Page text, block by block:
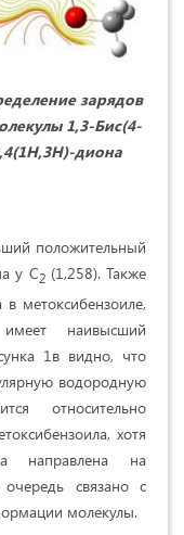
зарядов
1,3-Бис(4-
диона
положительный
у С2(1,258). Также
метоксибензоиле,
наивысший
1в видно, что
водородную
относительно
хотя
направлена на
связано с
молекулы.